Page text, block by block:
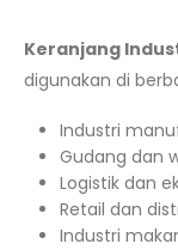
Keranjang
digunakan di
Industri
Gudang dan
Logistik dan
Retail dan
Industri